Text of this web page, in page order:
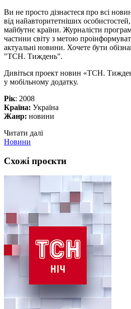
Ви не просто дізнаєтеся про всі
від найавторитетніших
майбутнє країни. Журналісти
частини світу з метою
актуальні новини. Хочете бути
"ТСН. Тиждень".
Дивіться проект новин «ТСН.
у мобільному додатку.
Рік: 2008
Країна: Україна
Жанр: новини
Читати далі
Новини
Схожі проєкти